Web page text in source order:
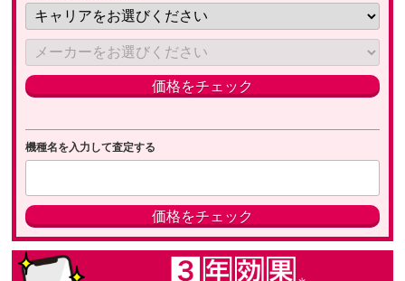
機種名を入力して査定する